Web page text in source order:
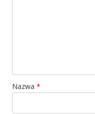
Nazwa *